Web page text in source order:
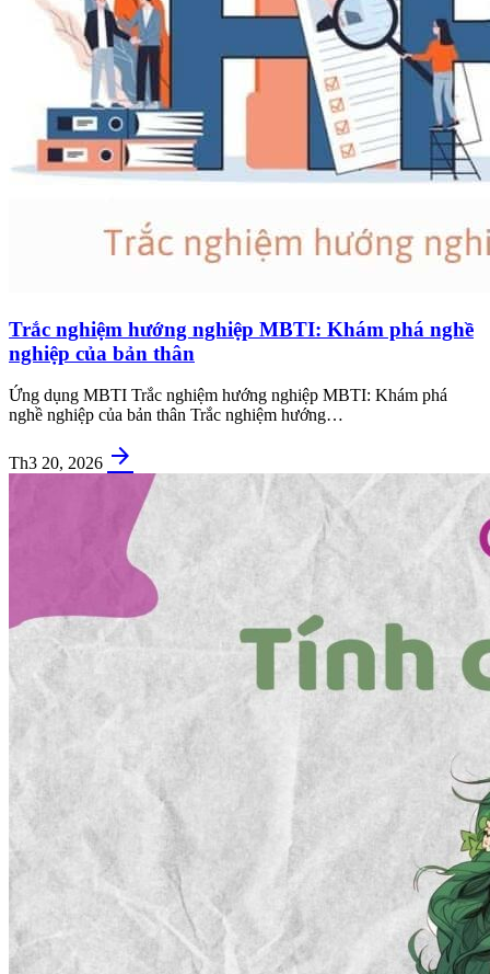
Trắc nghiệm hướng nghiệp MBTI: Khám phá nghề
nghiệp của bản thân
Ứng dụng MBTI Trắc nghiệm hướng nghiệp MBTI: Khám phá
nghề nghiệp của bản thân Trắc nghiệm hướng…
Th3 20, 2026 arrow_forward